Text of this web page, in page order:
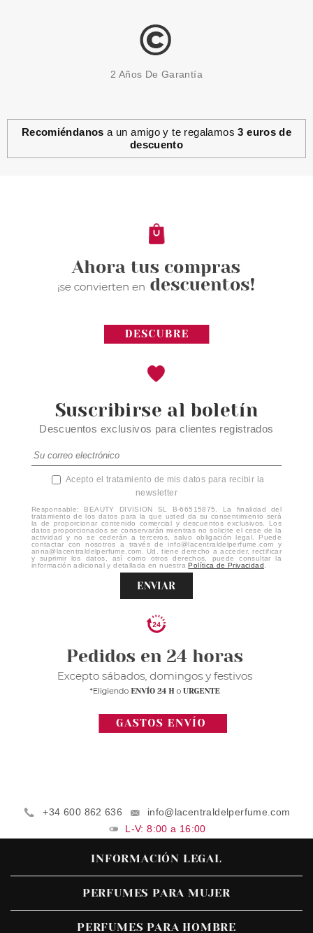
2 Años De Garantía
Recomiéndanos a un amigo y te regalamos3 euros de
descuento
Suscribirse al boletín
Descuentos exclusivos para clientes registrados
Acepto el tratamiento de mis datos para recibir la
newsletter
Responsable: BEAUTY DIVISION SL B-66515875. La finalidad del
tratamiento de los datos para la que usted da su consentimiento será
la de proporcionar contenido comercial y descuentos exclusivos. Los
datos proporcionados se conservarán mientras no solicite el cese de la
actividad y no se cederán a terceros, salvo obligación legal. Puede
contactar con nosotros a través de info@lacentraldelperfume.com y
anna@lacentraldelperfume.com. Ud. tiene derecho a acceder, rectificar
y suprimir los datos, así como otros derechos, puede consultar la
información adicional y detallada en nuestraPolítica de Privacidad.
ENVIAR
+34 600 862 636
info@lacentraldelperfume.com
L-V: 8:00 a 16:00
INFORMACIÓN LEGAL
PERFUMES PARA MUJER
PERFUMES PARA HOMBRE